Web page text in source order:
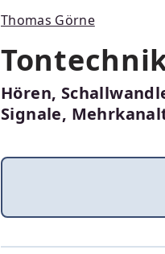
Thomas Görne
Hören,
Signale,